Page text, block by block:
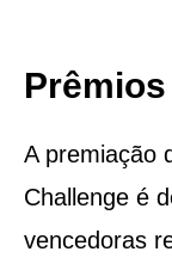
A premiação
Challenge é
vencedoras